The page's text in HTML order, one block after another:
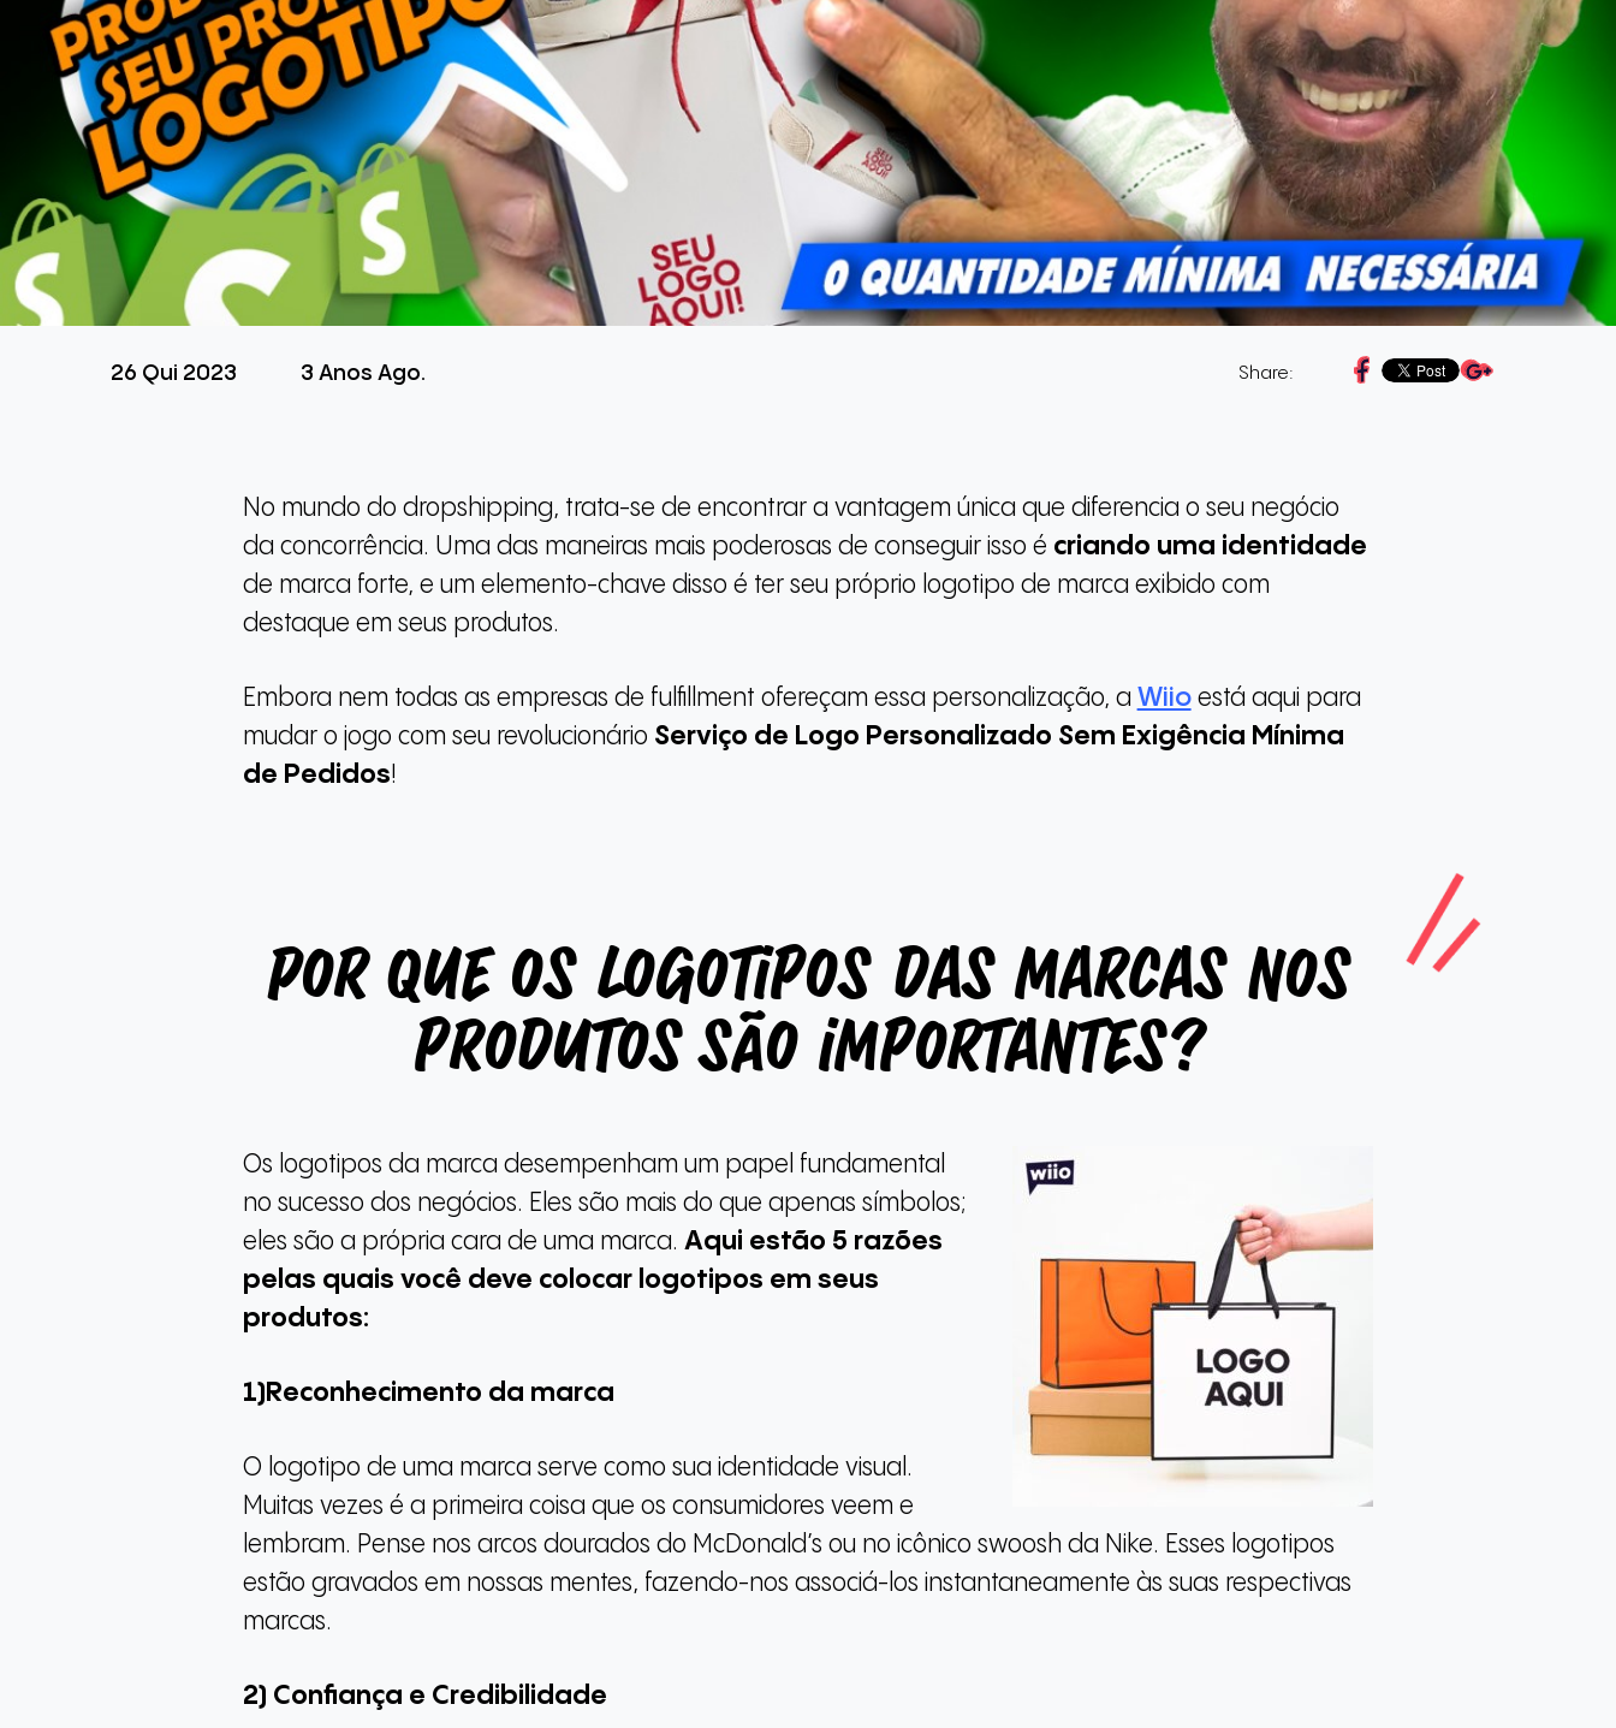
26 Qui 2023 3 Anos Ago. Share:
No mundo do dropshipping, trata-se de encontrar a vantagem única que diferencia o seu negócio
da concorrência. Uma das maneiras mais poderosas de conseguir isso é criando uma identidade
de marca forte, e um elemento-chave disso é ter seu próprio logotipo de marca exibido com
destaque em seus produtos.
Embora nem todas as empresas de fulfillment ofereçam essa personalização, a Wiioestá aqui para
mudar o jogo com seu revolucionário Serviço de Logo Personalizado Sem Exigência Mínima
de Pedidos!
Por que os logotipos das marcas nos
produtos são importantes?
Os logotipos da marca desempenham um papel fundamental
no sucesso dos negócios. Eles são mais do que apenas símbolos;
eles são a própria cara de uma marca. Aqui estão 5 razões
pelas quais você deve colocar logotipos em seus
produtos:
1)Reconhecimento da marca
O logotipo de uma marca serve como sua identidade visual.
Muitas vezes é a primeira coisa que os consumidores veem e
lembram. Pense nos arcos dourados do McDonald’s ou no icônico swoosh da Nike. Esses logotipos
estão gravados em nossas mentes, fazendo-nos associá-los instantaneamente às suas respectivas
marcas.
2) Confiança e Credibilidade